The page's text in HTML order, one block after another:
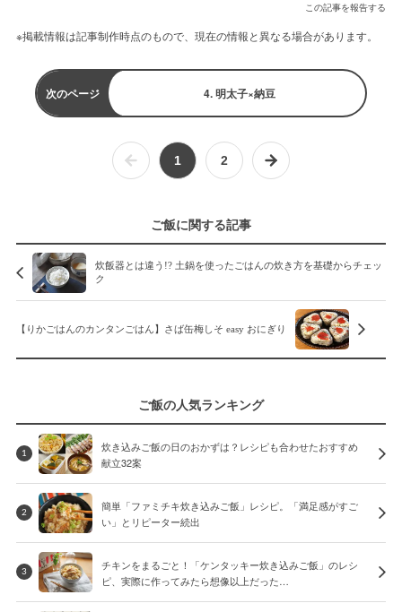
この記事を報告する
※掲載情報は記事制作時点のもので、現在の情報と異なる場合があります。
次のページ 4. 明太子×納豆
1 2
ご飯に関する記事
炊飯器とは違う!? 土鍋を使ったごはんの炊き方を基礎からチェッ
ク
【りかごはんのカンタンごはん】さば缶梅しそ easy おにぎり
ご飯の人気ランキング
1
炊き込みご飯の日のおかずは？レシピも合わせたおすすめ
献立32案
2
簡単「ファミチキ炊き込みご飯」レシピ。「満足感がすご
い」とリピーター続出
3
チキンをまるごと！「ケンタッキー炊き込みご飯」のレシ
ピ、実際に作ってみたら想像以上だった…